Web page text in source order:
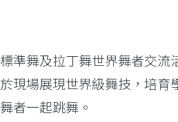
準舞及拉丁舞世界舞者交
現場展現世界級舞技，培
者一起跳舞。